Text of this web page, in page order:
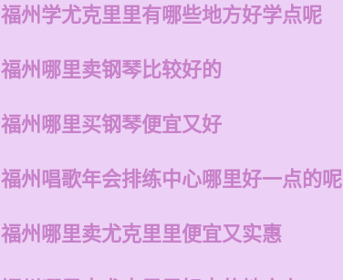
福州学尤克里里有哪些地方好学点呢
福州哪里卖钢琴比较好的
福州哪里买钢琴便宜又好
福州唱歌年会排练中心哪里好一点的呢
福州哪里卖尤克里里便宜又实惠